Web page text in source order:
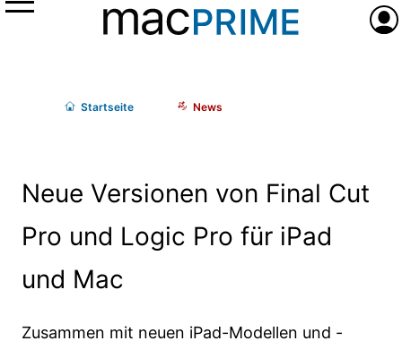
Menü
Startseite News
Neue Versionen von Final Cut
Pro und Logic Pro für iPad
und Mac
Zusammen mit neuen iPad-Modellen und -